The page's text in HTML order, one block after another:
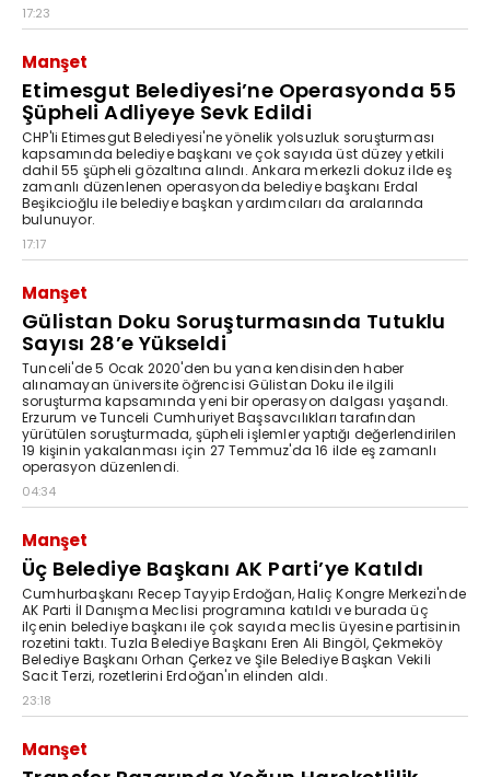
17:23
Manşet
Etimesgut Belediyesi’ne Operasyonda 55
Şüpheli Adliyeye Sevk Edildi
CHP'li Etimesgut Belediyesi'ne yönelik yolsuzluk soruşturması
kapsamında belediye başkanı ve çok sayıda üst düzey yetkili
dahil 55 şüpheli gözaltına alındı. Ankara merkezli dokuz ilde eş
zamanlı düzenlenen operasyonda belediye başkanı Erdal
Beşikcioğlu ile belediye başkan yardımcıları da aralarında
bulunuyor.
17:17
Manşet
Gülistan Doku Soruşturmasında Tutuklu
Sayısı 28’e Yükseldi
Tunceli'de 5 Ocak 2020'den bu yana kendisinden haber
alınamayan üniversite öğrencisi Gülistan Doku ile ilgili
soruşturma kapsamında yeni bir operasyon dalgası yaşandı.
Erzurum ve Tunceli Cumhuriyet Başsavcılıkları tarafından
yürütülen soruşturmada, şüpheli işlemler yaptığı değerlendirilen
19 kişinin yakalanması için 27 Temmuz'da 16 ilde eş zamanlı
operasyon düzenlendi.
04:34
Manşet
Üç Belediye Başkanı AK Parti’ye Katıldı
Cumhurbaşkanı Recep Tayyip Erdoğan, Haliç Kongre Merkezi'nde
AK Parti İl Danışma Meclisi programına katıldı ve burada üç
ilçenin belediye başkanı ile çok sayıda meclis üyesine partisinin
rozetini taktı. Tuzla Belediye Başkanı Eren Ali Bingöl, Çekmeköy
Belediye Başkanı Orhan Çerkez ve Şile Belediye Başkan Vekili
Sacit Terzi, rozetlerini Erdoğan'ın elinden aldı.
23:18
Manşet